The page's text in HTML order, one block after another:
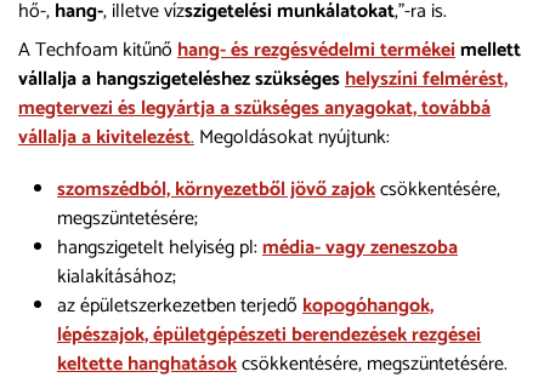
hő-,hang-, illetve vízszigetelési munkálatokat,”-ra is.
A Techfoam kitűnőhang- és rezgésvédelmi termékeimellett
vállalja a hangszigeteléshez szükségeshelyszíni felmérést,
megtervezi és legyártja a szükséges anyagokat, továbbá
vállalja a kivitelezést.Megoldásokat nyújtunk:
szomszédból, környezetből jövő zajokcsökkentésére,
megszüntetésére;
hangszigetelt helyiség pl:média- vagy zeneszoba
kialakításához;
az épületszerkezetben terjedőkopogóhangok,
lépészajok, épületgépészeti berendezések rezgései
keltette hanghatásokcsökkentésére, megszüntetésére.